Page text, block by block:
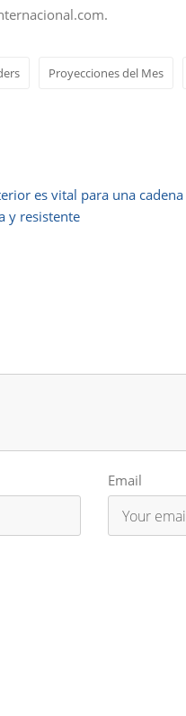
Proyecciones del Mes
es vital para una
y resistente
Email